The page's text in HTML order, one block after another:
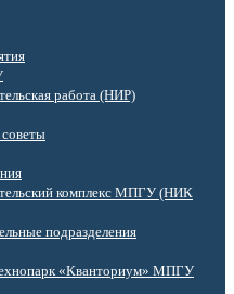
работа (НИР)
комплекс МПГУ (НИК
подразделения
«Кванториум» МПГУ